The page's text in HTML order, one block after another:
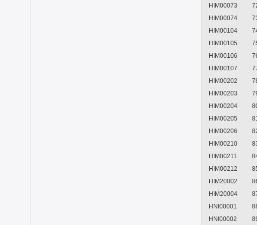
HIM00073
HIM00074
HIM00104
HIM00105
HIM00106
HIM00107
HIM00202
HIM00203
HIM00204
HIM00205
HIM00206
HIM00210
HIM00211
HIM00212
HIM20002
HIM20004
HNI00001
HNI00002